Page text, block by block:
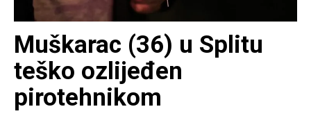
Muškarac (36) u Splitu
teško ozlijeđen
pirotehnikom